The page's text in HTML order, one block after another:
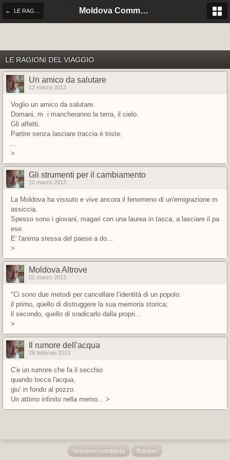
Moldova Community Italia
LE RAGIONI DEL VIAGGIO
Un amico da salutare
12 marzo 2013
Voglio un amico da salutare.
Domani, m i mancheranno la terra, il cielo.
Gli affetti.
Partire senza lasciare traccia è triste.
...
>
Gli strumenti per il cambiamento
10 marzo 2013
La Moldova ha vissuto e vive ancora il fenomeno di un'emigrazione m
assiccia.
Spesso sono i giovani, magari con una laurea in tasca, a lasciare il pa
ese.
E' l'anima stessa del paese a do...
>
Moldova Altrove
01 marzo 2013
"Ci sono due metodi per cancellare l’identità di un popolo:
il primo, quello di distruggere la sua memoria storica;
il secondo, quello di sradicarlo dalla propri...
>
Il rumore dell'acqua
28 febbraio 2013
C'e un rumore che fa il secchio
quando tocca l'acqua,
giu' in fondo al pozzo.
Un attimo infinito nella memo... >
Versione completa Italiano